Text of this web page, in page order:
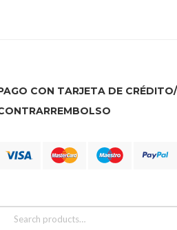
CON TARJETA DE